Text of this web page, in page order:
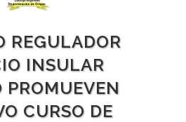
REGULADOR
INSULAR
PROMUEVEN
CURSO DE